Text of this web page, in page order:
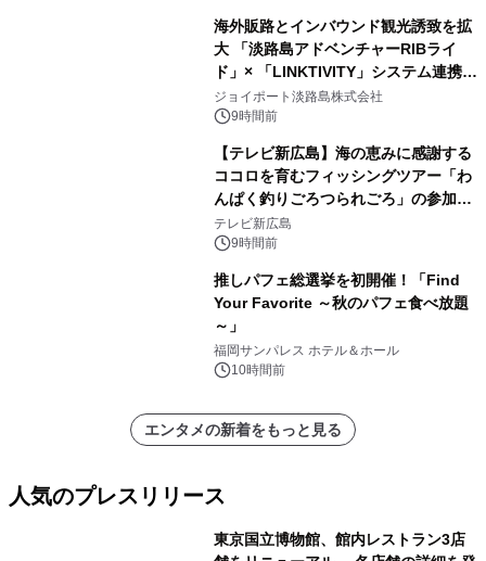
海外販路とインバウンド観光誘致を拡
大 「淡路島アドベンチャーRIBライ
ド」× 「LINKTIVITY」システム連携を
開始！
ジョイポート淡路島株式会社
9時間前
【テレビ新広島】海の恵みに感謝する
ココロを育むフィッシングツアー「わ
んぱく釣りごろつられごろ」の参加小
学生を募集
テレビ新広島
9時間前
推しパフェ総選挙を初開催！「Find
Your Favorite ～秋のパフェ食べ放題
～」
福岡サンパレス ホテル＆ホール
10時間前
エンタメの新着をもっと見る
人気のプレスリリース
東京国立博物館、館内レストラン3店